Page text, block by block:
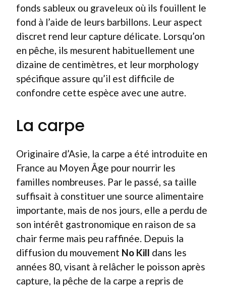
fonds sableux ou graveleux où ils fouillent le
fond à l’aide de leurs barbillons. Leur aspect
discret rend leur capture délicate. Lorsqu’on
en pêche, ils mesurent habituellement une
dizaine de centimètres, et leur morphology
spécifique assure qu’il est difficile de
confondre cette espèce avec une autre.
La carpe
Originaire d’Asie, la carpe a été introduite en
France au Moyen Âge pour nourrir les
familles nombreuses. Par le passé, sa taille
suffisait à constituer une source alimentaire
importante, mais de nos jours, elle a perdu de
son intérêt gastronomique en raison de sa
chair ferme mais peu raffinée. Depuis la
diffusion du mouvement No Kill dans les
années 80, visant à relâcher le poisson après
capture, la pêche de la carpe a repris de